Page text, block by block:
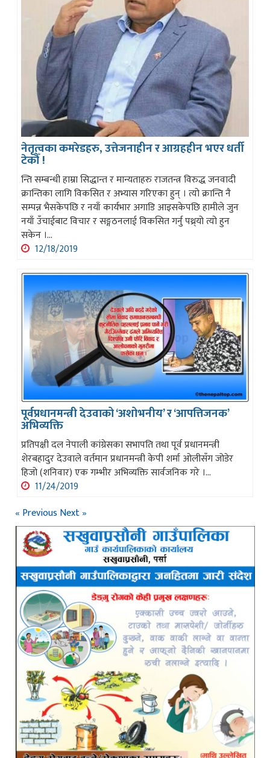
नेतृत्वका कमरेडहरु, उत्तेजनाहीन र आग्रहहीन भएर धर्ती
टेकौँ !
न्ति सम्बन्धी हाम्रा सिद्धान्त र मान्यताहरु राजतन्त्र विरुद्ध जनवादी
क्रान्तिका लागि विकसित र अभ्यास गरिएका हुन् । त्यो क्रान्ति नै
सम्पन्न भैसकेपछि र नयाँ कार्यभार अगाडि आइसकेपछि हामीले जुन
नयाँ उँचाईबाट विचार र सङ्गठनलाई विकसित गर्नु पथ्र्यो त्यो हुन
सकेन ।...
12/18/2019
पूर्वप्रधानमन्त्री देउवाको ‘अशोभनीय’ र ‘आपत्तिजनक’
अभिव्यक्ति
प्रतिपक्षी दल नेपाली कांग्रेसका सभापति तथा पूर्व प्रधानमन्त्री
शेरबहादुर देउवाले वर्तमान प्रधानमन्त्री केपी शर्मा ओलीसँग जोडेर
हिजो (शनिवार) एक गम्भीर अभिव्यक्ति सार्वजनिक गरे ।...
11/24/2019
« Previous Next »